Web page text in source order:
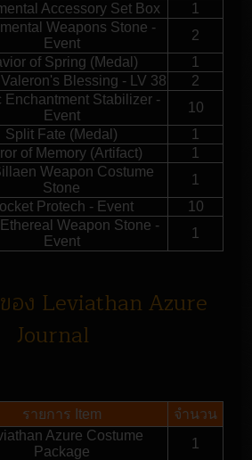
Accessory Set Box
1
Weapons Stone -
Event
2
of Spring (Medal)
1
Blessing - LV 38
2
Enchantment Stabilizer -
Event
10
Split Fate (Medal)
1
of Memory (Artifact)
1
Weapon Costume
Stone
1
Protech - Event
10
Weapon Stone -
Event
1
อง Leviathan Azure
Journal
รายการ Item
จำนวน
Azure Costume
Package
1